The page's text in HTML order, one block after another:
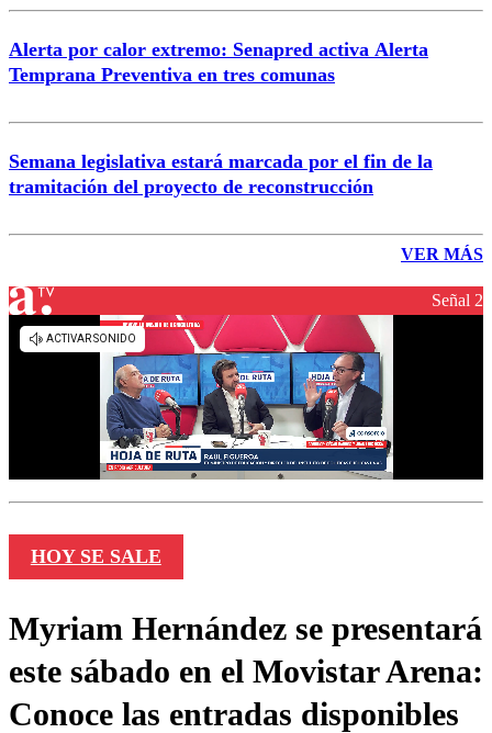
Alerta por calor extremo: Senapred activa Alerta
Temprana Preventiva en tres comunas
Semana legislativa estará marcada por el fin de la
tramitación del proyecto de reconstrucción
VER MÁS
Señal 2
HOY SE SALE
Myriam Hernández se presentará
este sábado en el Movistar Arena:
Conoce las entradas disponibles